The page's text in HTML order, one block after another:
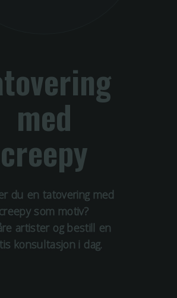
med
creepy
du en tatovering med
creepy som motiv?
artister og bestill en
konsultasjon i dag.